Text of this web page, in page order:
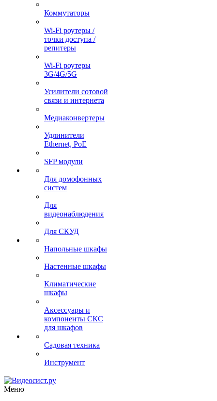
Коммутаторы
Wi-Fi роутеры /
точки доступа /
репитеры
Wi-Fi роутеры
3G/4G/5G
Усилители сотовой
связи и интернета
Медиаконвертеры
Удлинители
Ethernet, PoE
SFP модули
Для домофонных
систем
Для
видеонаблюдения
Для СКУД
Напольные шкафы
Настенные шкафы
Климатические
шкафы
Аксессуары и
компоненты СКС
для шкафов
Садовая техника
Инструмент
Меню